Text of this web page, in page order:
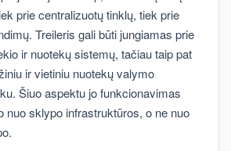
prie centralizuotų tinklų, tiek prie
Treileris gali būti jungiamas prie
ir nuotekų sistemų, tačiau taip pat
ir vietiniu nuotekų valymo
Šiuo aspektu jo funkcionavimas
nuo sklypo infrastruktūros, o ne nuo